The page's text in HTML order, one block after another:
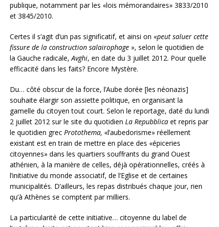
publique, notamment par les «lois mémorandaires» 3833/2010
et 3845/2010.
Certes il s’agit d’un pas significatif, et ainsi on «peut saluer cette
fissure de la construction salairophage », selon le quotidien de
la Gauche radicale,Avghi, en date du 3 juillet 2012. Pour quelle
efficacité dans les faits? Encore Mystère.
Du… côté obscur de la force, l’Aube dorée [les néonazis]
souhaite élargir son assiette politique, en organisant la
gamelle du citoyen tout court. Selon le reportage, daté du lundi
2 juillet 2012 sur le site du quotidien La Repubblica et repris par
le quotidien grec Protothema, «l’aubedorisme» réellement
existant est en train de mettre en place des «épiceries
citoyennes» dans les quartiers souffrants du grand Ouest
athénien, à la manière de celles, déjà opérationnelles, créés à
l’initiative du monde associatif, de l’Eglise et de certaines
municipalités. D’ailleurs, les repas distribués chaque jour, rien
qu’à Athènes se comptent par milliers.
La particularité de cette initiative… citoyenne du label de